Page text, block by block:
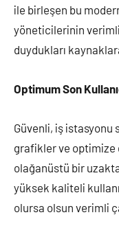
ile birleşen bu
yöneticilerinin
duydukları
Optimum Son
Güvenli, iş istasyonu
grafikler ve optimize
olağanüstü bir
yüksek kaliteli
olursa olsun verimli